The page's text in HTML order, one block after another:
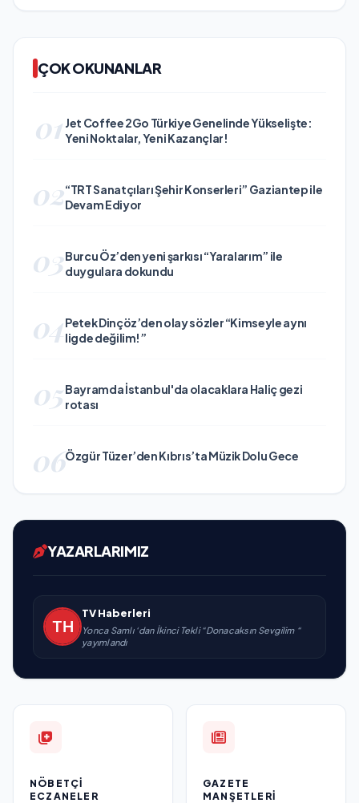
ÇOK OKUNANLAR
01 Jet Coffee 2Go Türkiye Genelinde Yükselişte:
Yeni Noktalar, Yeni Kazançlar!
02“TRT Sanatçıları Şehir Konserleri” Gaziantep ile
Devam Ediyor
03Burcu Öz’den yeni şarkısı “Yaralarım” ile
duygulara dokundu
04Petek Dinçöz’den olay sözler “Kimseyle aynı
ligde değilim!”
05Bayramda İstanbul'da olacaklara Haliç gezi
rotası
06Özgür Tüzer’den Kıbrıs’ta Müzik Dolu Gece
YAZARLARIMIZ
TV Haberleri
Yonca Samlı ‘dan İkinci Tekli “Donacaksın Sevgilim “
yayımlandı
NÖBETÇI
ECZANELER
GAZETE
MANŞETLERI